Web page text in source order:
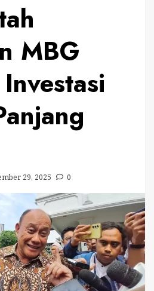
MBG
29, 2025 0